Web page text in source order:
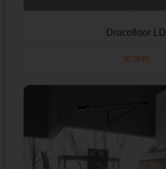
Dracofloor LD
SCOPRI